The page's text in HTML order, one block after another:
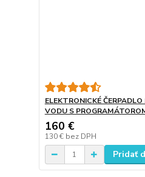
ELEKTRONICKÉ
VODU S
160 €
130 € bez DPH
Pridať